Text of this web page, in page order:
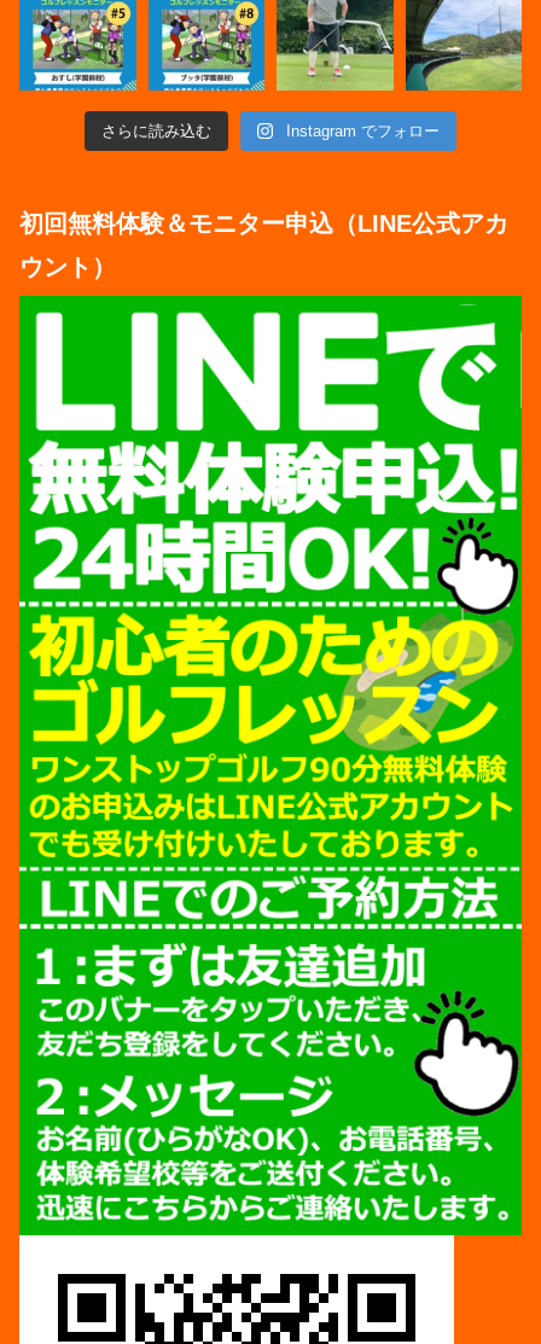
さらに読み込む Instagram でフォロー
初回無料体験＆モニター申込（LINE公式アカ
ウント）